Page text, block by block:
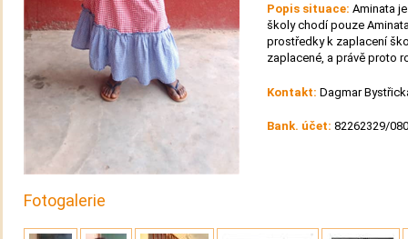
Popis situace: Aminata
školy chodí pouze
prostředky k zaplacení
zaplacené, a právě proto
Kontakt: Dagmar
Bank. účet: 82262329/
Fotogalerie